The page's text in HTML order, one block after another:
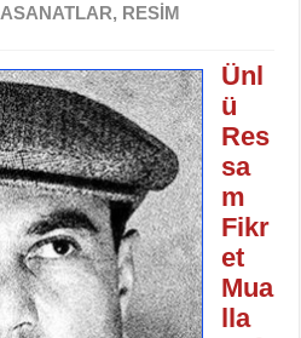
ASANATLAR, RESİM
Ünl
ü
Res
sa
m
Fikr
et
Mua
lla